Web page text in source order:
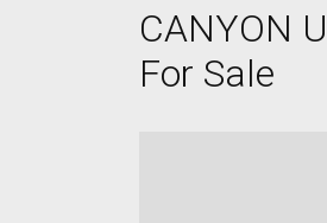
CANYON
For Sale